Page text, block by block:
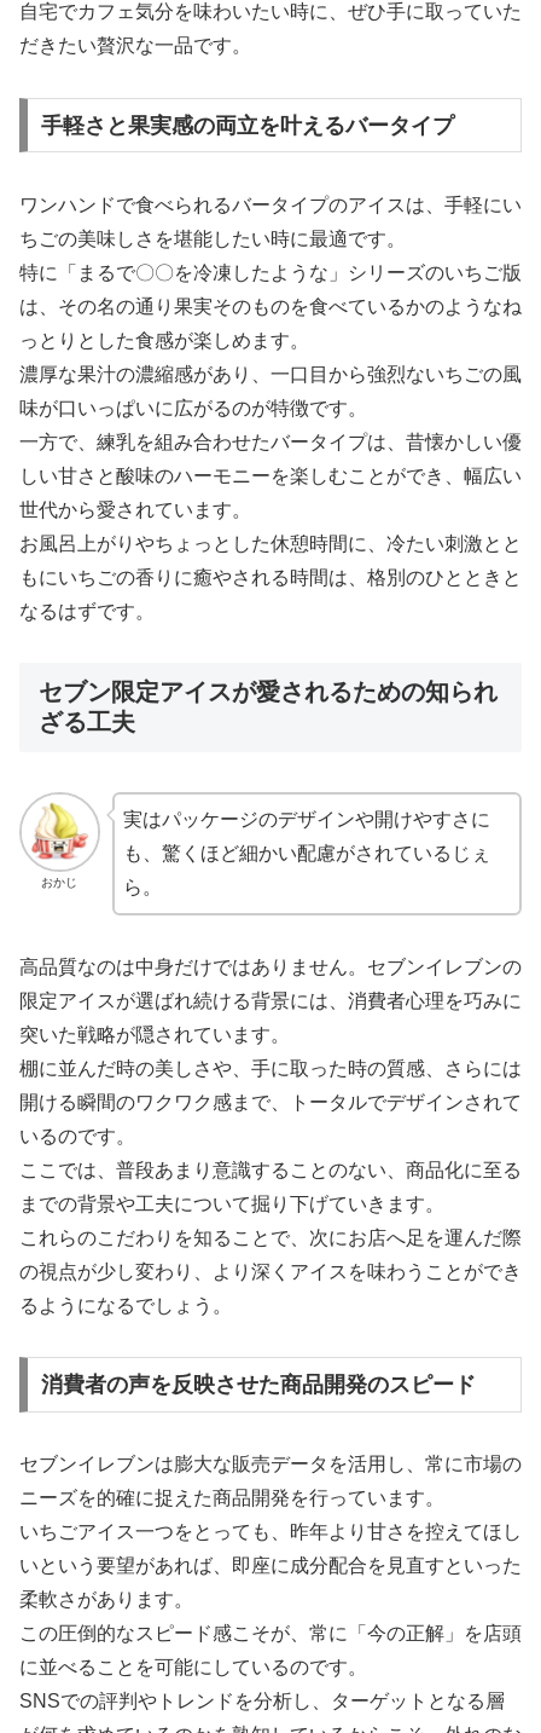
自宅でカフェ気分を味わいたい時に、ぜひ手に取っていた
だきたい贅沢な一品です。
手軽さと果実感の両立を叶えるバータイプ
ワンハンドで食べられるバータイプのアイスは、手軽にい
ちごの美味しさを堪能したい時に最適です。
特に「まるで〇〇を冷凍したような」シリーズのいちご版
は、その名の通り果実そのものを食べているかのようなね
っとりとした食感が楽しめます。
濃厚な果汁の濃縮感があり、一口目から強烈ないちごの風
味が口いっぱいに広がるのが特徴です。
一方で、練乳を組み合わせたバータイプは、昔懐かしい優
しい甘さと酸味のハーモニーを楽しむことができ、幅広い
世代から愛されています。
お風呂上がりやちょっとした休憩時間に、冷たい刺激とと
もにいちごの香りに癒やされる時間は、格別のひとときと
なるはずです。
セブン限定アイスが愛されるための知られ
ざる工夫
おかじ
実はパッケージのデザインや開けやすさに
も、驚くほど細かい配慮がされているじぇ
ら。
高品質なのは中身だけではありません。セブンイレブンの
限定アイスが選ばれ続ける背景には、消費者心理を巧みに
突いた戦略が隠されています。
棚に並んだ時の美しさや、手に取った時の質感、さらには
開ける瞬間のワクワク感まで、トータルでデザインされて
いるのです。
ここでは、普段あまり意識することのない、商品化に至る
までの背景や工夫について掘り下げていきます。
これらのこだわりを知ることで、次にお店へ足を運んだ際
の視点が少し変わり、より深くアイスを味わうことができ
るようになるでしょう。
消費者の声を反映させた商品開発のスピード
セブンイレブンは膨大な販売データを活用し、常に市場の
ニーズを的確に捉えた商品開発を行っています。
いちごアイス一つをとっても、昨年より甘さを控えてほし
いという要望があれば、即座に成分配合を見直すといった
柔軟さがあります。
この圧倒的なスピード感こそが、常に「今の正解」を店頭
に並べることを可能にしているのです。
SNSでの評判やトレンドを分析し、ターゲットとなる層